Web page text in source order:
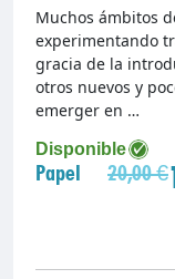
Disponible
Papel 20,00 €
Muchos ámbitos
experimentando
gracia de la
otros nuevos y
emerger en …